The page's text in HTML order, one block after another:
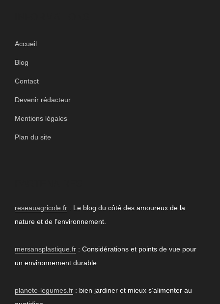
Accueil
Blog
Contact
Devenir rédacteur
Mentions légales
Plan du site
reseauagricole.fr : Le blog du côté des amoureux de la
nature et de l’environnement.
mersansplastique.fr : Considérations et points de vue pour
un environnement durable
planete-legumes.fr : bien jardiner et mieux s’alimenter au